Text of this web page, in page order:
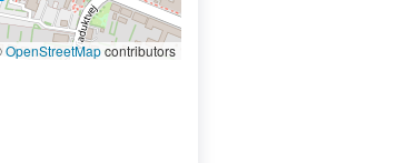
OpenStreetMapcontributors